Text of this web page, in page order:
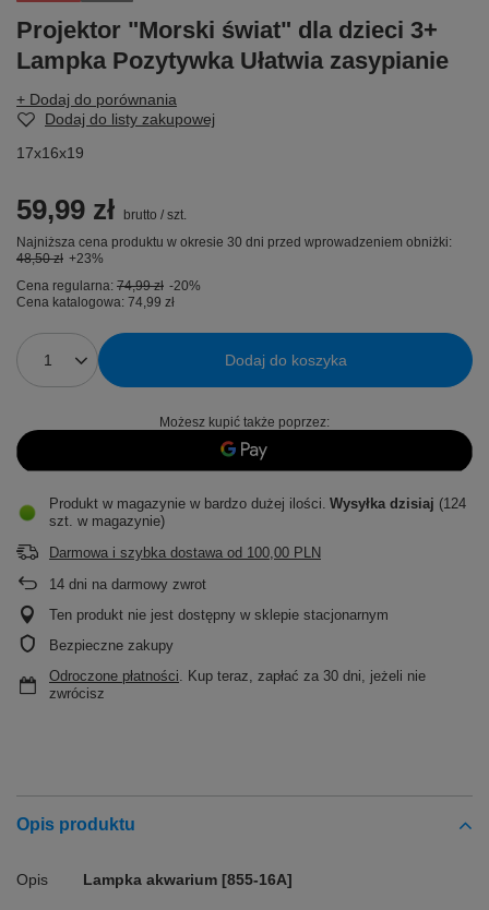
Projektor "Morski świat" dla dzieci 3+
Lampka Pozytywka Ułatwia zasypianie
+ Dodaj do porównania
Dodaj do listy zakupowej
17x16x19
59,99 zł brutto / szt.
Najniższa cena produktu w okresie 30 dni przed wprowadzeniem obniżki:
48,50 zł +23%
Cena regularna: 74,99 zł -20%
Cena katalogowa: 74,99 zł
Dodaj do koszyka
Możesz kupić także poprzez:
Produkt w magazynie w bardzo dużej ilości Wysyłka dzisiaj (124
szt. w magazynie)
Darmowa i szybka dostawa od 100,00 PLN
14 dni na darmowy zwrot
Ten produkt nie jest dostępny w sklepie stacjonarnym
Bezpieczne zakupy
Odroczone płatności. Kup teraz, zapłać za 30 dni, jeżeli nie
zwrócisz
Opis produktu
Opis Lampka akwarium [855-16A]